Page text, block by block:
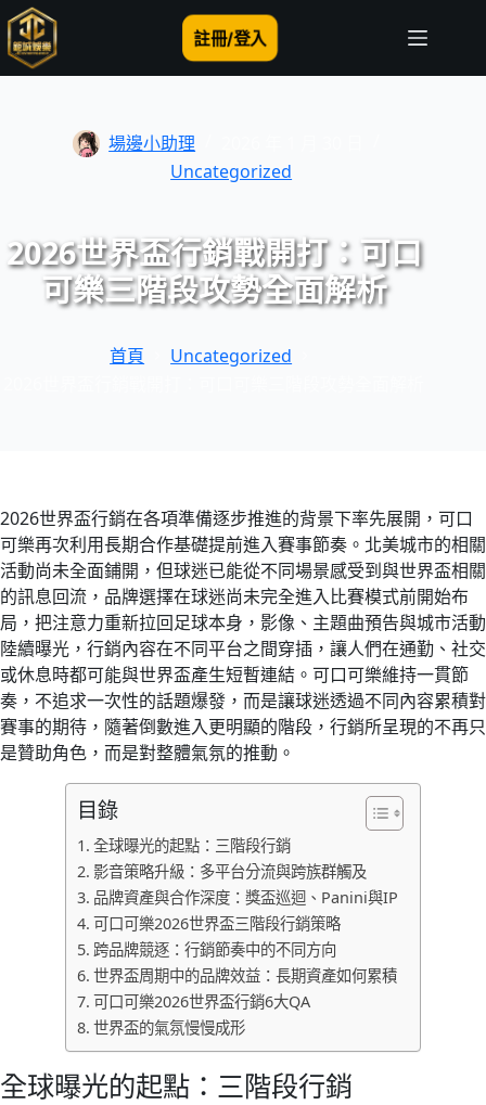
跳
至
主
註冊/登入
場邊小助理
Uncategorized
2026世界盃行銷戰開打：可口
可樂三階段攻勢全面解析
首頁
Uncategorized
2026世界盃行銷在各項準備逐步推進的背景下率先展開，可口
可樂再次利用長期合作基礎提前進入賽事節奏。北美城市的相關
活動尚未全面鋪開，但球迷已能從不同場景感受到與世界盃相關
的訊息回流，品牌選擇在球迷尚未完全進入比賽模式前開始布
局，把注意力重新拉回足球本身，影像、主題曲預告與城市活動
陸續曝光，行銷內容在不同平台之間穿插，讓人們在通勤、社交
或休息時都可能與世界盃產生短暫連結。可口可樂維持一貫節
奏，不追求一次性的話題爆發，而是讓球迷透過不同內容累積對
賽事的期待，隨著倒數進入更明顯的階段，行銷所呈現的不再只
是贊助角色，而是對整體氣氛的推動。
目錄
全球曝光的起點：三階段行銷
影音策略升級：多平台分流與跨族群觸及
品牌資產與合作深度：獎盃巡迴、Panini與IP
可口可樂2026世界盃三階段行銷策略
跨品牌競逐：行銷節奏中的不同方向
世界盃周期中的品牌效益：長期資產如何累積
可口可樂2026世界盃行銷6大QA
世界盃的氣氛慢慢成形
全球曝光的起點：三階段行銷